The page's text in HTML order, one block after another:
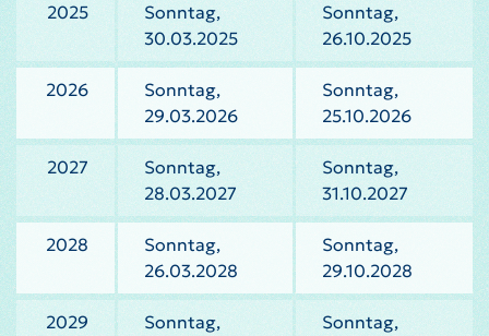
2025
Sonntag,
30.03.2025
Sonntag,
26.10.2025
2026
Sonntag,
29.03.2026
Sonntag,
25.10.2026
2027
Sonntag,
28.03.2027
Sonntag,
31.10.2027
2028
Sonntag,
26.03.2028
Sonntag,
29.10.2028
2029
Sonntag,
Sonntag,